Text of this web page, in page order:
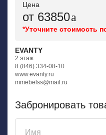
Цена
от 63850
*Уточните стоимость
EVANTY
2 этаж
8 (846) 334-08-10
www.evanty.ru
mmebelss@mail.ru
Забронировать